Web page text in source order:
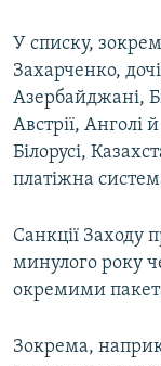
У списку,
Захарченко,
Азербайджані,
Австрії, Анголі
Білорусі,
платіжна
Санкції Заходу
минулого року
окремими
Зокрема,